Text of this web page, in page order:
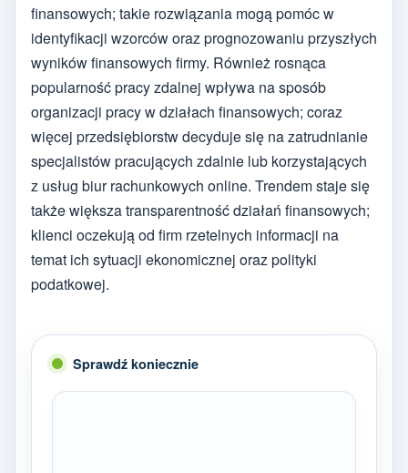
finansowych; takie rozwiązania mogą pomóc w
identyfikacji wzorców oraz prognozowaniu przyszłych
wyników finansowych firmy. Również rosnąca
popularność pracy zdalnej wpływa na sposób
organizacji pracy w działach finansowych; coraz
więcej przedsiębiorstw decyduje się na zatrudnianie
specjalistów pracujących zdalnie lub korzystających
z usług biur rachunkowych online. Trendem staje się
także większa transparentność działań finansowych;
klienci oczekują od firm rzetelnych informacji na
temat ich sytuacji ekonomicznej oraz polityki
podatkowej.
Sprawdź koniecznie